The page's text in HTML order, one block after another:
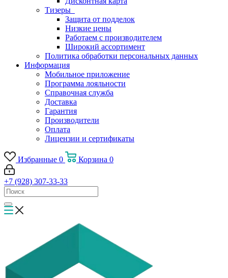
Тизеры
Защита от подделок
Низкие цены
Работаем с производителем
Широкий ассортимент
Политика обработки персональных данных
Информация
Мобильное приложение
Программа лояльности
Справочная служба
Доставка
Гарантия
Производители
Оплата
Лицензии и сертификаты
Избранные 0 Корзина 0
+7 (928) 307-33-33